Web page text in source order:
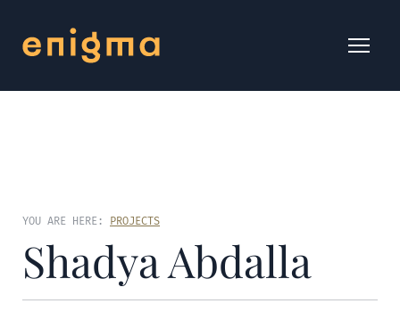
YOU ARE HERE: PROJECTS
Shadya Abdalla